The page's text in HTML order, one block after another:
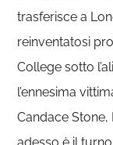
trasferisce a
reinventatosi
College sotto
l’ennesima
Candace Stone,